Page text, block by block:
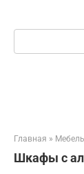
Поиск:
Главная » Мебель
Шкафы с